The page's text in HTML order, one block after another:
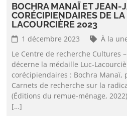
BOCHRA MANAÏ ET JEAN-
CORÉCIPIENDAIRES DE
LACOURCIÈRE 2023
1 décembre 2023
À la
Le Centre de recherche Cultures –
décerne la médaille Luc-
corécipiendaires : Bochra Manaï,
Carnets de recherche sur la
(Éditions du remue-ménage,
[…]